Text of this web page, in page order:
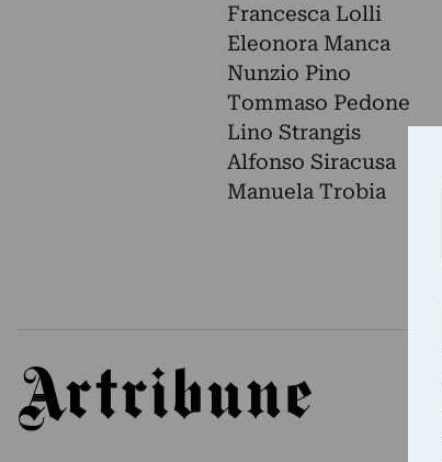
Francesca Lolli
Eleonora Manca
Nunzio Pino
Tommaso Pedone
Lino Strangis
Alfonso Siracusa
Manuela Trobia
Artribune